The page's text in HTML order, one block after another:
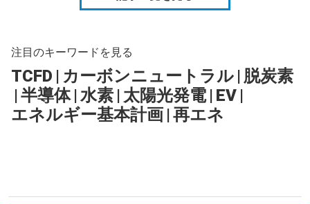
注目のキーワードを見る
TCFD | カーボンニュートラル | 脱炭素
|半導体 |水素 | 太陽光発電 | EV |
エネルギー基本計画 |再エネ